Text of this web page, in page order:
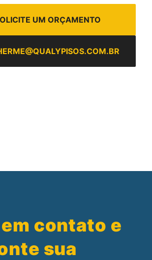
UM ORÇAMENTO
contato e
sua